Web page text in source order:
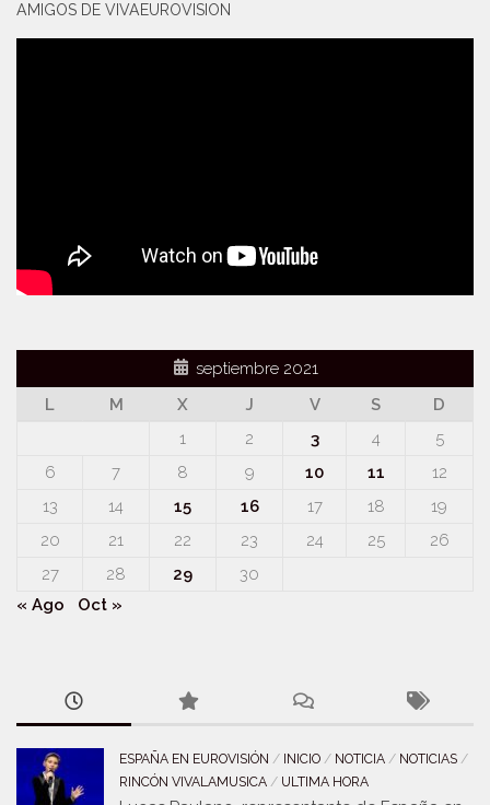
AMIGOS DE VIVAEUROVISION
septiembre 2021
L
M X J V S
D
1
2 3 4
5
6
7 8 9 10 11
12
13
14 15 16 17 18
19
20
21 22 23 24 25
26
27
28 29
30
« Ago
Oct »
ESPAÑA EN EUROVISIÓN / INICIO / NOTICIA / NOTICIAS /
RINCÓN VIVALAMUSICA / ULTIMA HORA